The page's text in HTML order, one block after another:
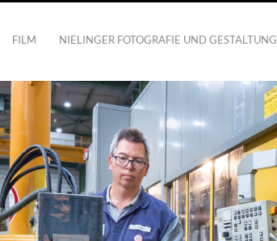
FILM NIELINGER FOTOGRAFIE UND GESTALTUNG